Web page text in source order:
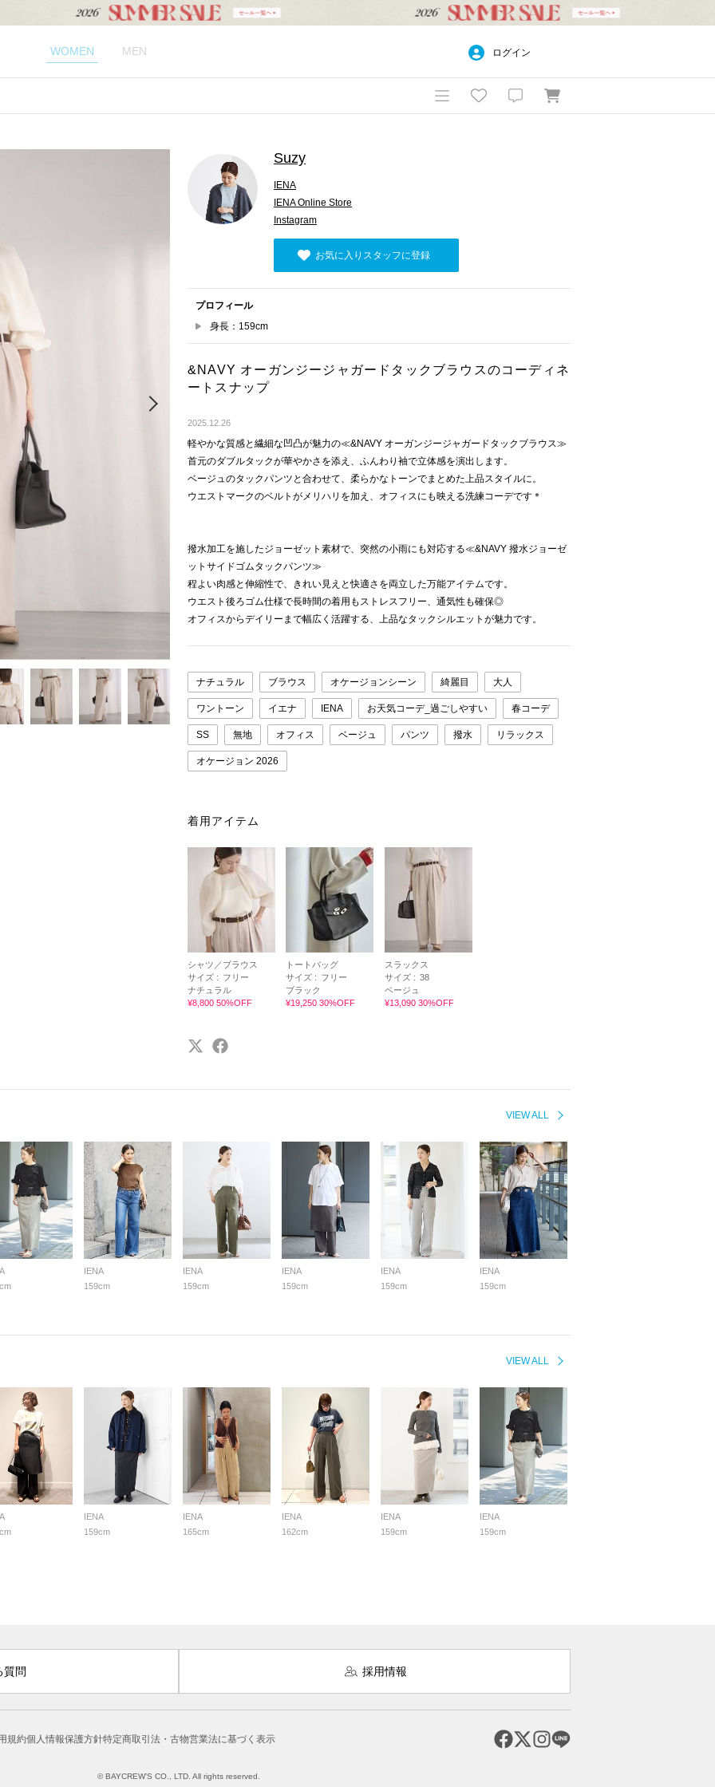
WOMEN MEN ログイン
Suzy
IENA
IENA Online Store
Instagram
お気に入りスタッフに登録
プロフィール
身長：159cm
&NAVY オーガンジージャガードタックブラウスのコーディネ
ートスナップ
2025.12.26
軽やかな質感と繊細な凹凸が魅力の≪&NAVY オーガンジージャガードタックブラウス≫
首元のダブルタックが華やかさを添え、ふんわり袖で立体感を演出します。
ベージュのタックパンツと合わせて、柔らかなトーンでまとめた上品スタイルに。
ウエストマークのベルトがメリハリを加え、オフィスにも映える洗練コーデです＊
撥水加工を施したジョーゼット素材で、突然の小雨にも対応する≪&NAVY 撥水ジョーゼ
ットサイドゴムタックパンツ≫
程よい肉感と伸縮性で、きれい見えと快適さを両立した万能アイテムです。
ウエスト後ろゴム仕様で長時間の着用もストレスフリー、通気性も確保◎
オフィスからデイリーまで幅広く活躍する、上品なタックシルエットが魅力です。
ナチュラル ブラウス オケージョンシーン 綺麗目 大人
ワントーン イエナ IENA お天気コーデ_過ごしやすい 春コーデ
SS 無地 オフィス ベージュ パンツ 撥水 リラックス
オケージョン 2026
着用アイテム
シャツ／ブラウス
サイズ : フリー
ナチュラル
¥8,800 50%OFF
トートバッグ
サイズ : フリー
ブラック
¥19,250 30%OFF
スラックス
サイズ : 38
ベージュ
¥13,090 30%OFF
VIEW ALL
IENA
159cm
IENA
159cm
IENA
159cm
IENA
159cm
IENA
159cm
VIEW ALL
IENA
159cm
IENA
165cm
IENA
162cm
IENA
159cm
IENA
159cm
質問 採用情報
規約個人情報保護方針特定商取引法・古物営業法に基づく表示
© BAYCREW’S CO., LTD. All rights reserved.